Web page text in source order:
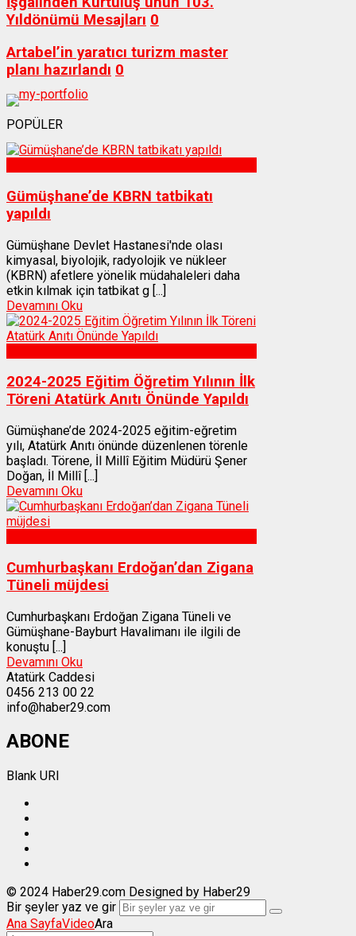
Yıldönümü Mesajları 0
Artabel’in yaratıcı turizm master
planı hazırlandı 0
POPÜLER
Gümüşhane’de KBRN tatbikatı
yapıldı
Gümüşhane Devlet Hastanesi'nde olası
kimyasal, biyolojik, radyolojik ve nükleer
(KBRN) afetlere yönelik müdahaleleri daha
etkin kılmak için tatbikat g [...]
Devamını Oku
2024-2025 Eğitim Öğretim Yılının İlk
Töreni Atatürk Anıtı Önünde Yapıldı
Gümüşhane’de 2024-2025 eğitim-eğretim
yılı, Atatürk Anıtı önünde düzenlenen törenle
başladı. Törene, İl Millî Eğitim Müdürü Şener
Doğan, İl Millî [...]
Devamını Oku
Cumhurbaşkanı Erdoğan’dan Zigana
Tüneli müjdesi
Cumhurbaşkanı Erdoğan Zigana Tüneli ve
Gümüşhane-Bayburt Havalimanı ile ilgili de
konuştu [...]
Devamını Oku
Atatürk Caddesi
0456 213 00 22
info@haber29.com
ABONE
Blank URI
© 2024 Haber29.com Designed by Haber29
Bir şeyler yaz ve gir
Ana SayfaVideoAra